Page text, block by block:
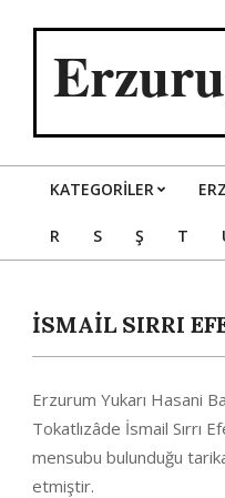
Primary
Navigation
KATEGORILER
R S Ş T
İSMAİL SIRRI
Erzurum Yukarı Hasani
Tokatlızâde İsmail Sırrı
mensubu bulunduğu
etmiştir.